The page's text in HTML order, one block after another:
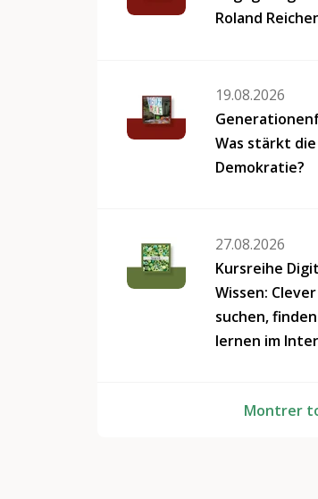
Roland
19.08.2026
Was stärkt die
Demokratie?
27.08.2026
Kursreihe
Wissen: Clever
suchen,
lernen im
Montrer